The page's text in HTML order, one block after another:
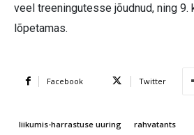
veel treeningutesse jõudnud, ning
lõpetamas.
Facebook Twitter
liikumis-harrastuse uuring rahvatants